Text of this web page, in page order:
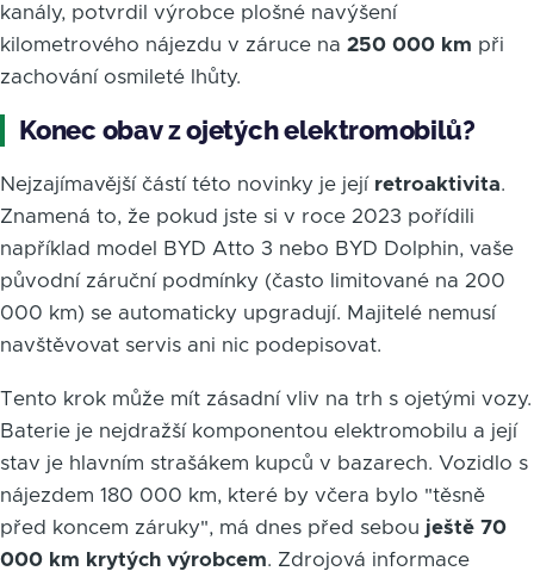
kanály, potvrdil výrobce plošné navýšení
kilometrového nájezdu v záruce na 250 000 km při
zachování osmileté lhůty.
Konec obav z ojetých elektromobilů?
Nejzajímavější částí této novinky je její retroaktivita.
Znamená to, že pokud jste si v roce 2023 pořídili
například model BYD Atto 3 nebo BYD Dolphin, vaše
původní záruční podmínky (často limitované na 200
000 km) se automaticky upgradují. Majitelé nemusí
navštěvovat servis ani nic podepisovat.
Tento krok může mít zásadní vliv na trh s ojetými vozy.
Baterie je nejdražší komponentou elektromobilu a její
stav je hlavním strašákem kupců v bazarech. Vozidlo s
nájezdem 180 000 km, které by včera bylo "těsně
před koncem záruky", má dnes před sebou ještě 70
000 km krytých výrobcem. Zdrojová informace